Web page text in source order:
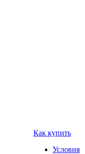
Как купить
Условия